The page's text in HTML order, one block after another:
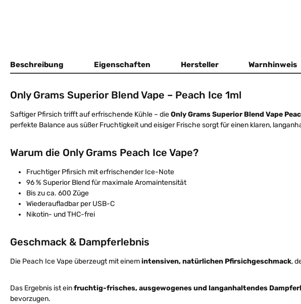
Beschreibung Eigenschaften Hersteller Warnhinweis
Only Grams Superior Blend Vape – Peach Ice 1ml
Saftiger Pfirsich trifft auf erfrischende Kühle – dieOnly Grams Superior Blend Vape
perfekte Balance aus süßer Fruchtigkeit und eisiger Frische sorgt für einen klaren,
Warum die Only Grams Peach Ice Vape?
Fruchtiger Pfirsich mit erfrischender Ice-Note
96 % Superior Blend für maximale Aromaintensität
Bis zu ca. 600 Züge
Wiederaufladbar per USB-C
Nikotin- und THC-frei
Geschmack & Dampferlebnis
Die Peach Ice Vape überzeugt mit einemintensiven, natürlichen Pfirsichgeschmack,
Das Ergebnis ist einfruchtig-frisches, ausgewogenes und langanhaltendes
bevorzugen.